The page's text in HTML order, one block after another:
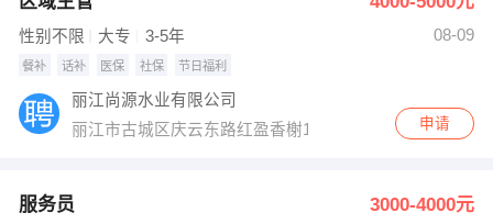
性别不限 大专 3-5年 08-09
餐补 话补 医保 社保 节日福利
丽江尚源水业有限公司
丽江市古城区庆云东路红盈香榭13栋7�D8
申请
服务员 3000-4000元